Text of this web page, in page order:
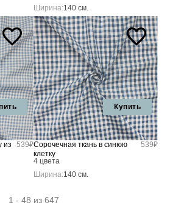
Ширина:140 см.
из
539₽
Купить
Сорочечная ткань в синюю
клетку
4 цвета
539₽
Ширина:140 см.
1 - 48 из 647